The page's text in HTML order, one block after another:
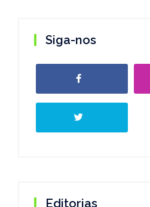
Siga-nos
Editorias